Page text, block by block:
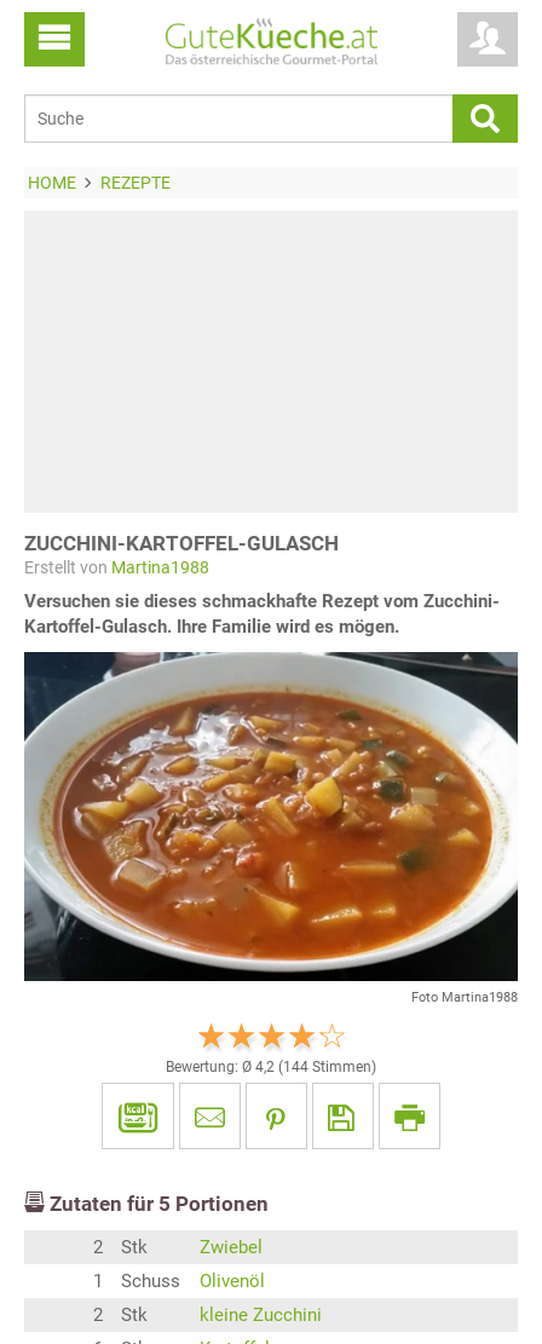
HOME REZEPTE
ZUCCHINI-KARTOFFEL-GULASCH
Erstellt von Martina1988
Versuchen sie dieses schmackhafte Rezept vom Zucchini-
Kartoffel-Gulasch. Ihre Familie wird es mögen.
Foto Martina1988
Bewertung: Ø 4,2 (144 Stimmen)
Zutaten für 5 Portionen
2 Stk
Zwiebel
1
Schuss
Olivenöl
2
Stk
kleine Zucchini